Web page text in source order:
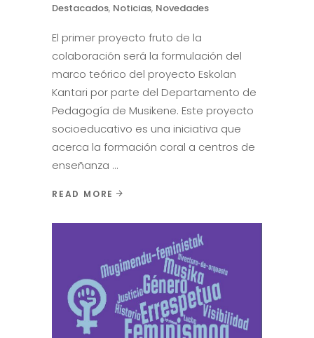
Destacados, Noticias, Novedades
El primer proyecto fruto de la
colaboración será la formulación del
marco teórico del proyecto Eskolan
Kantari por parte del Departamento de
Pedagogía de Musikene. Este proyecto
socioeducativo es una iniciativa que
acerca la formación coral a centros de
enseñanza
READ MORE